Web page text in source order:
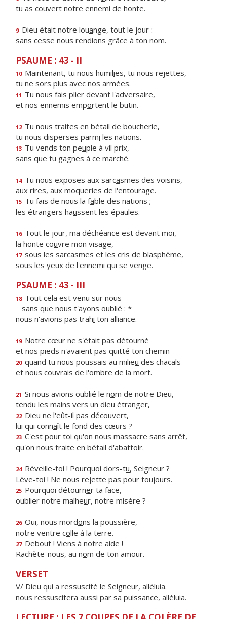
tu as couvert notre ennemi de honte.
9 Dieu était notre louange, tout le jour :
sans cesse nous rendions grâce à ton nom.
PSAUME : 43 - II
10 Maintenant, tu nous humilies, tu nous rejettes,
tu ne sors plus avec nos armées.
11 Tu nous fais plier devant l'adversaire,
et nos ennemis emportent le butin.
12 Tu nous traites en bétail de boucherie,
tu nous disperses parmi les nations.
13 Tu vends ton peuple à vil prix,
sans que tu gagnes à ce marché.
14 Tu nous exposes aux sarcasmes des voisins,
aux rires, aux moqueries de l'entourage.
15 Tu fais de nous la fable des nations ;
les étrangers haussent les épaules.
16 Tout le jour, ma déchéance est devant moi,
la honte couvre mon visage,
17 sous les sarcasmes et les cris de blasphème,
sous les yeux de l'ennemi qui se venge.
PSAUME : 43 - III
18 Tout cela est venu sur nous
sans que nous t'ayons oublié : *
nous n'avions pas trahi ton alliance.
19 Notre cœur ne s'était pas détourné
et nos pieds n'avaient pas quitté ton chemin
20 quand tu nous poussais au milieu des chacals
et nous couvrais de l'ombre de la mort.
21 Si nous avions oublié le nom de notre Dieu,
tendu les mains vers un dieu étranger,
22 Dieu ne l'eût-il pas découvert,
lui qui connaît le fond des cœurs ?
23 C'est pour toi qu'on nous massacre sans arrêt,
qu'on nous traite en bétail d'abattoir.
24 Réveille-toi ! Pourquoi dors-tu, Seigneur ?
Lève-toi ! Ne nous rejette pas pour toujours.
25 Pourquoi détourner ta face,
oublier notre malheur, notre misère ?
26 Oui, nous mordons la poussière,
notre ventre colle à la terre.
27 Debout ! Viens à notre aide !
Rachète-nous, au nom de ton amour.
VERSET
V/ Dieu qui a ressuscité le Seigneur, alléluia.
nous ressuscitera aussi par sa puissance, alléluia.